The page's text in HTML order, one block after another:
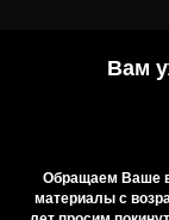
Вам
Обращаем Ваше
материалы с